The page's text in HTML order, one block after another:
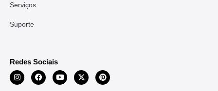
Serviços
Suporte
Redes Sociais